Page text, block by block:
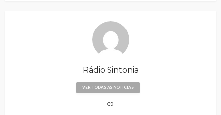
Rádio Sintonia
VER TODAS AS NOTÍCIAS